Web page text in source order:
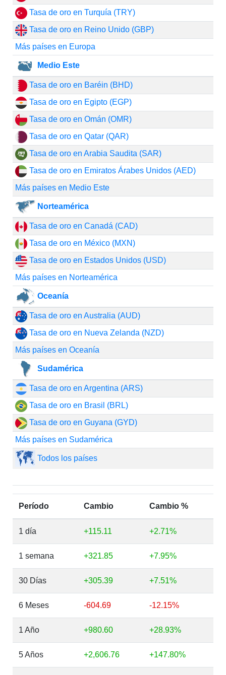
Tasa de oro en Turquía (TRY)
Tasa de oro en Reino Unido (GBP)
Más países en Europa
Medio Este
Tasa de oro en Baréin (BHD)
Tasa de oro en Egipto (EGP)
Tasa de oro en Omán (OMR)
Tasa de oro en Qatar (QAR)
Tasa de oro en Arabia Saudita (SAR)
Tasa de oro en Emiratos Árabes Unidos (AED)
Más países en Medio Este
Norteamérica
Tasa de oro en Canadá (CAD)
Tasa de oro en México (MXN)
Tasa de oro en Estados Unidos (USD)
Más países en Norteamérica
Oceanía
Tasa de oro en Australia (AUD)
Tasa de oro en Nueva Zelanda (NZD)
Más países en Oceanía
Sudamérica
Tasa de oro en Argentina (ARS)
Tasa de oro en Brasil (BRL)
Tasa de oro en Guyana (GYD)
Más países en Sudamérica
Todos los países
Período Cambio Cambio %
1 día +115.11 +2.71%
1 semana +321.85 +7.95%
30 Días +305.39 +7.51%
6 Meses -604.69 -12.15%
1 Año +980.60 +28.93%
5 Años +2,606.76 +147.80%